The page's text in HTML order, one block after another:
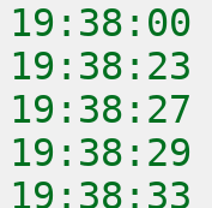
19:38:00
19:38:23
19:38:27
19:38:29
19:38:33